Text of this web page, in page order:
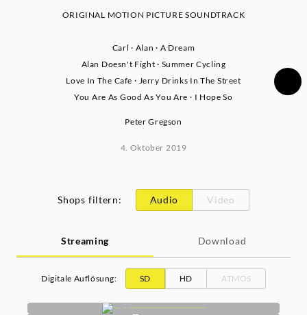
ORIGINAL MOTION PICTURE SOUNDTRACK
Carl · Alan · A Dream
Alan Doesn't Fight · Summer Cycling
Love In The Cafe · Jerry Drinks In The Street
You Are As Good As You Are · I Hope So
Peter Gregson
4. Oktober 2019
Shops filtern: Audio Video
Streaming Download
Digitale Auflösung: SD HD ATMOS